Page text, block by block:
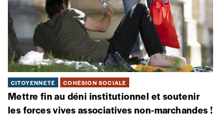
CITOYENNETÉ COHÉSION SOCIALE
Mettre fin au déni institutionnel et soutenir
les forces vives associatives non-marchandes !